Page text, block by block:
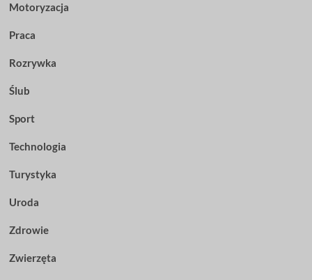
Motoryzacja
Praca
Rozrywka
Ślub
Sport
Technologia
Turystyka
Uroda
Zdrowie
Zwierzęta